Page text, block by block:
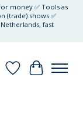
money ✅ Tools as
(trade) shows ✅
Netherlands, fast
Verlanglijst